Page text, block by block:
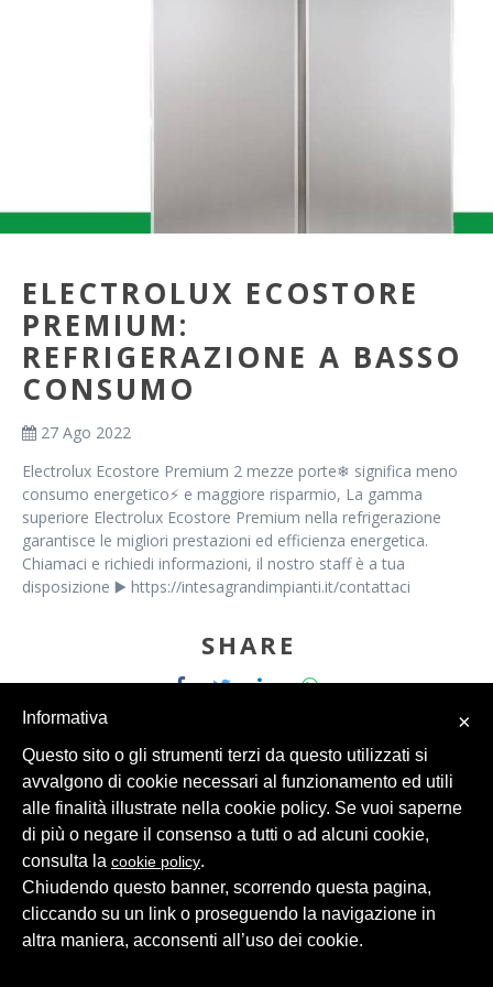
ELECTROLUX ECOSTORE
PREMIUM:
REFRIGERAZIONE A BASSO
CONSUMO
27 Ago 2022
Electrolux Ecostore Premium 2 mezze porte❄ significa meno
consumo energetico⚡ e maggiore risparmio, La gamma
superiore Electrolux Ecostore Premium nella refrigerazione
garantisce le migliori prestazioni ed efficienza energetica.
Chiamaci e richiedi informazioni, il nostro staff è a tua
disposizione ▶️ https://intesagrandimpianti.it/contattaci
SHARE
© 2026 Intesa Grandi Impianti Srl Dati Personali
×
Informativa
Questo sito o gli strumenti terzi da questo utilizzati si
avvalgono di cookie necessari al funzionamento ed utili
alle finalità illustrate nella cookie policy. Se vuoi saperne
di più o negare il consenso a tutti o ad alcuni cookie,
consulta la cookie policy.
Chiudendo questo banner, scorrendo questa pagina,
cliccando su un link o proseguendo la navigazione in
altra maniera, acconsenti all’uso dei cookie.